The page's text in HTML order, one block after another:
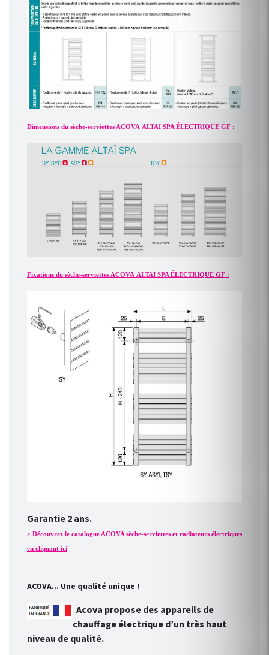
Dimensions du sèche-serviettes ACOVA ALTAI SPA ÉLECTRIQUE GF :
Fixations du sèche-serviettes ACOVA ALTAI SPA ÉLECTRIQUE GF :
Garantie 2 ans.
> Découvrez le catalogue ACOVA sèche-serviettes et radiateurs électriques
en cliquant ici
ACOVA... Une qualité unique !
Acova propose des appareils de
chauffage électrique d’un très haut
niveau de qualité.